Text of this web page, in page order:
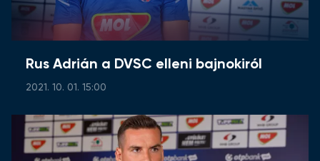
Rus Adrián a DVSC elleni bajnokiról
2021. 10. 01. 15:00